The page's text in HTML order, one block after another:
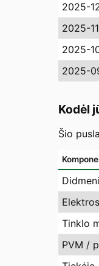
2025-
2025-11
2025-
2025-
Kodėl
Šio
Tinklo
PVM /